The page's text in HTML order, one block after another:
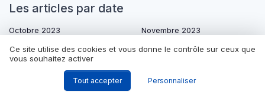
Les articles par date
Octobre 2023
Novembre 2023
Décembre 2023
Janvier 2024
Février 2024
Octobre 2024
Novembre 2024
Ce site utilise des cookies et vous donne le contrôle sur ceux que
vous souhaitez activer
Tout accepter Personnaliser